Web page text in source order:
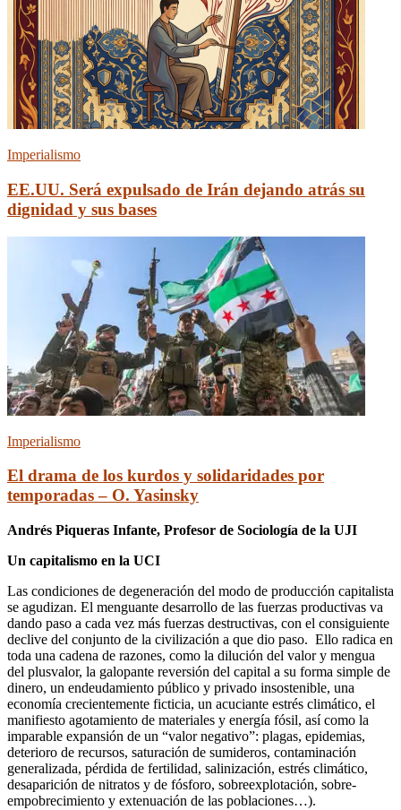
Imperialismo
EE.UU. Será expulsado de Irán dejando atrás su
dignidad y sus bases
Imperialismo
El drama de los kurdos y solidaridades por
temporadas – O. Yasinsky
Andrés Piqueras Infante, Profesor de Sociología de la UJI
Un capitalismo en la UCI
Las condiciones de degeneración del modo de producción capitalista
se agudizan. El menguante desarrollo de las fuerzas productivas va
dando paso a cada vez más fuerzas destructivas, con el consiguiente
declive del conjunto de la civilización a que dio paso. Ello radica en
toda una cadena de razones, como la dilución del valor y mengua
del plusvalor, la galopante reversión del capital a su forma simple de
dinero, un endeudamiento público y privado insostenible, una
economía crecientemente ficticia, un acuciante estrés climático, el
manifiesto agotamiento de materiales y energía fósil, así como la
imparable expansión de un “valor negativo”: plagas, epidemias,
deterioro de recursos, saturación de sumideros, contaminación
generalizada, pérdida de fertilidad, salinización, estrés climático,
desaparición de nitratos y de fósforo, sobreexplotación, sobre-
empobrecimiento y extenuación de las poblaciones…).